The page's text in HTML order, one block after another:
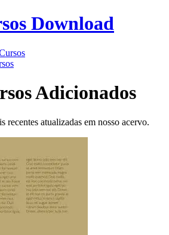
Download
Adicionados
recentes atualizadas em nosso acervo.